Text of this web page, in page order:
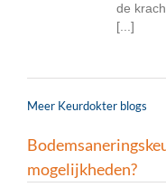
de
[...]
Meer Keurdokter blogs
mogelijkheden?